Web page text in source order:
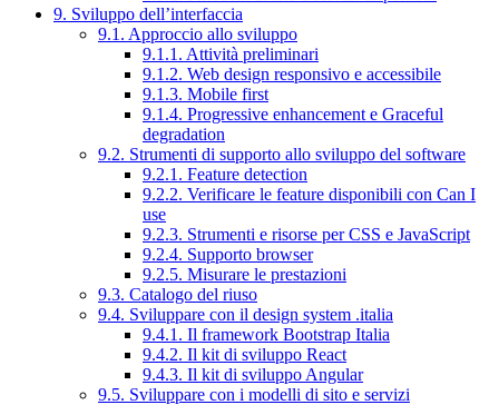
9. Sviluppo dell’interfaccia
9.1. Approccio allo sviluppo
9.1.1. Attività preliminari
9.1.2. Web design responsivo e accessibile
9.1.3. Mobile first
9.1.4. Progressive enhancement e Graceful
degradation
9.2. Strumenti di supporto allo sviluppo del software
9.2.1. Feature detection
9.2.2. Verificare le feature disponibili con Can I
use
9.2.3. Strumenti e risorse per CSS e JavaScript
9.2.4. Supporto browser
9.2.5. Misurare le prestazioni
9.3. Catalogo del riuso
9.4. Sviluppare con il design system .italia
9.4.1. Il framework Bootstrap Italia
9.4.2. Il kit di sviluppo React
9.4.3. Il kit di sviluppo Angular
9.5. Sviluppare con i modelli di sito e servizi